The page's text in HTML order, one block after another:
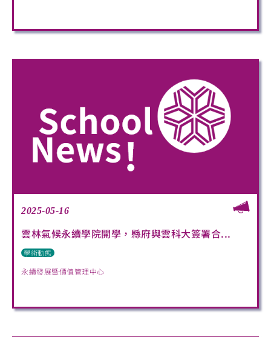
2025-05-16
雲林氣候永續學院開學，縣府與雲科大簽署合...
學術動態
永續發展暨價值管理中心